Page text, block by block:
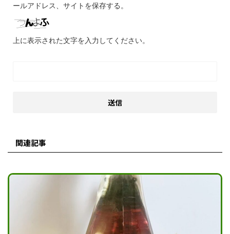
ールアドレス、サイトを保存する。
上に表示された文字を入力してください。
関連記事